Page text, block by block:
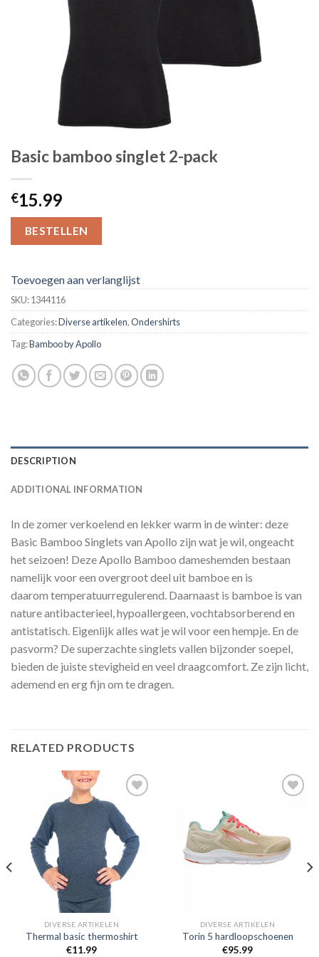
Basic bamboo singlet 2-pack
€15.99
BESTELLEN
Toevoegen aan verlanglijst
SKU:1344116
Categories:Diverse artikelen,Ondershirts
Tag:Bamboo by Apollo
DESCRIPTION
ADDITIONAL INFORMATION
In de zomer verkoelend en lekker warm in de winter: deze
Basic Bamboo Singlets van Apollo zijn wat je wil, ongeacht
het seizoen! Deze Apollo Bamboo dameshemden bestaan
namelijk voor een overgroot deel uit bamboe en is
daarom temperatuurregulerend. Daarnaast is bamboe is van
nature antibacterieel, hypoallergeen, vochtabsorberend en
antistatisch. Eigenlijk alles wat je wil voor een hempje. En de
pasvorm? De superzachte singlets vallen bijzonder soepel,
bieden de juiste stevigheid en veel draagcomfort. Ze zijn licht,
ademend en erg fijn om te dragen.
RELATED PRODUCTS
Toevoegen
aan
verlanglijst
DIVERSE ARTIKELEN
Thermal basic thermoshirt
€11.99
DIVERSE ARTIKELEN
Torin 5 hardloopschoenen
€95.99